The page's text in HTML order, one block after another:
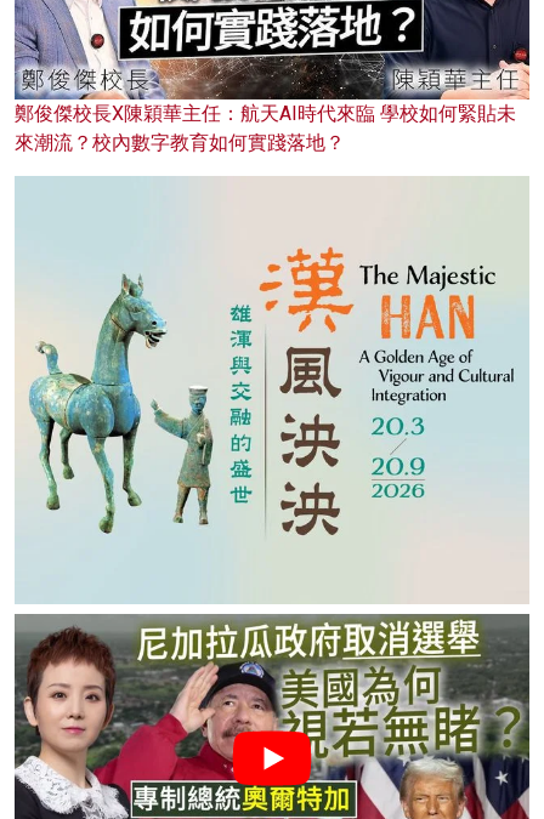
鄭俊傑校長X陳穎華主任：航天AI時代來臨 學校如何緊貼未
來潮流？校內數字教育如何實踐落地？